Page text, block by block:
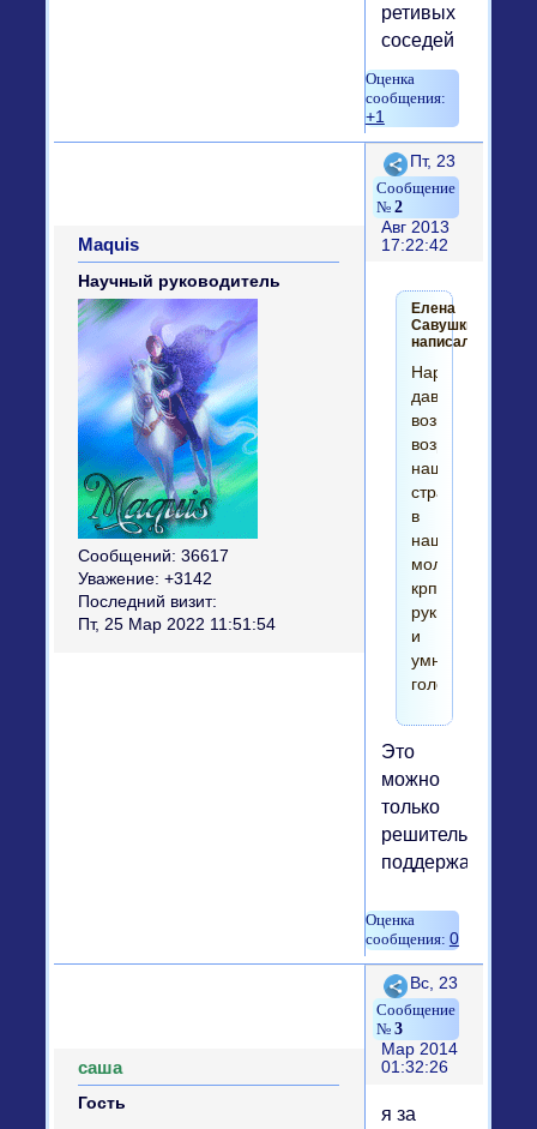
ретивых
соседей
+1
Поделиться
2
Пт, 23
Авг 2013
17:22:42
Maquis
Научный руководитель
Сообщений: 36617
Уважение: +3142
Последний визит:
Пт, 25 Мар 2022 11:51:54
Елена
Савушкина
написал(а):
Народ
давайте
возьмем
возрождение
нашей
страны
в
наши
молодые
крпекие
руки
и
умные
головы!!!
Это
можно
только
решительно
поддержать.)))
0
Поделиться
3
Вс, 23
Мар 2014
01:32:26
саша
Гость
я за